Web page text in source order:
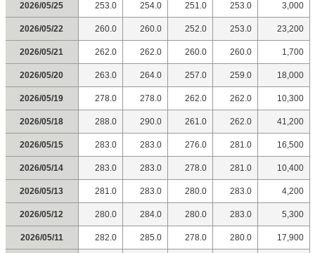
2026/05/25 253.0 254.0 251.0 253.0 3,000
2026/05/22 260.0 260.0 252.0 253.0 23,200
2026/05/21 262.0 262.0 260.0 260.0 1,700
2026/05/20 263.0 264.0 257.0 259.0 18,000
2026/05/19 278.0 278.0 262.0 262.0 10,300
2026/05/18 288.0 290.0 261.0 262.0 41,200
2026/05/15 283.0 283.0 276.0 281.0 16,500
2026/05/14 283.0 283.0 278.0 281.0 10,400
2026/05/13 281.0 283.0 280.0 283.0 4,200
2026/05/12 280.0 284.0 280.0 283.0 5,300
2026/05/11 282.0 285.0 278.0 280.0 17,900